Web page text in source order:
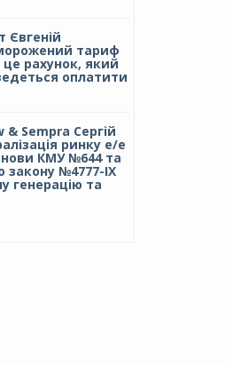
Євгеній
тариф
рахунок, який
оплатити
Sempra Сергій
ринку е/е
КМУ №644 та
закону №4777-IX
генерацію та